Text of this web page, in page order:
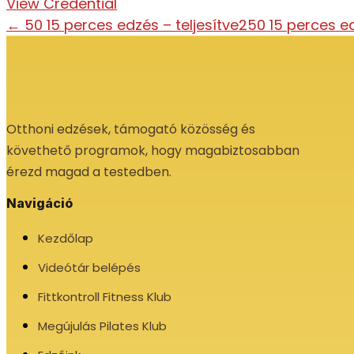
← 50 15 perces edzés – teljesítve250 15 perces
Otthoni edzések, támogató közösség és
követhető programok, hogy magabiztosabban
érezd magad a testedben.
Navigáció
Kezdőlap
Videótár belépés
Fittkontroll Fitness Klub
Megújulás Pilates Klub